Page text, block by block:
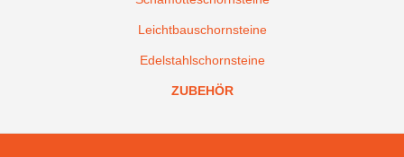
Leichtbauschornsteine
Edelstahlschornsteine
ZUBEHÖR